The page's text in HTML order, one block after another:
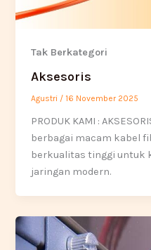
Tak Berkategori
Aksesoris
Agustri /16 November 2025
PRODUK KAMI :
berbagai macam kabel
berkualitas tinggi untuk
jaringan modern.